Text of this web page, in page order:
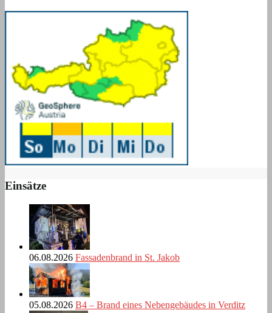
Einsätze
06.08.2026 Fassadenbrand in St. Jakob
05.08.2026 B4 – Brand eines Nebengebäudes in Verditz